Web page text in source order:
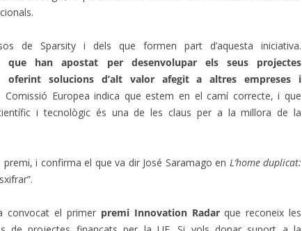
de Sparsity i dels que formen part d’aquesta iniciativa.
que han apostat per desenvolupar els seus projectes
oferint solucions d’alt valor afegit a altres empreses i
Comissió Europea indica que estem en el camí correcte, i que
i tecnològic és una de les claus per a la millora de la
premi, i confirma el que va dir José Saramago en L’home duplicat:
convocat el primer premi Innovation Radar que reconeix les